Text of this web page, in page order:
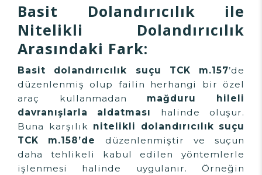
Basit Dolandırıcılık ile
Nitelikli Dolandırıcılık
Arasındaki Fark:
Basit dolandırıcılık suçu TCK m.157’de
düzenlenmiş olup failin herhangi bir özel
araç kullanmadan mağduru hileli
davranışlarla aldatması halinde oluşur.
Buna karşılık nitelikli dolandırıcılık suçu
TCK m.158’de
düzenlenmiştir ve suçun
daha tehlikeli kabul edilen yöntemlerle
işlenmesi halinde uygulanır. Örneğin